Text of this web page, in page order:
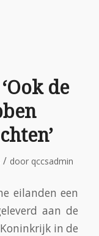
de
/ door qccsadmin
eilanden een
aan de
in de